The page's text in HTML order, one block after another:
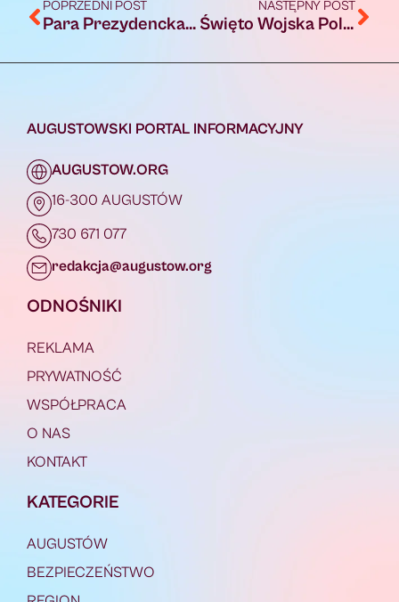
POPRZEDNI POST
Para Prezydencka zaprasza do Narodowego Czytania „Kordiana”
NASTĘPNY POST
Święto Wojska Polskiego – MON zaprasza na cały tydzień obchodów
AUGUSTOWSKI PORTAL INFORMACYJNY
AUGUSTOW.ORG
16-300 AUGUSTÓW
730 671 077
redakcja@augustow.org
ODNOŚNIKI
REKLAMA
PRYWATNOŚĆ
WSPÓŁPRACA
O NAS
KONTAKT
KATEGORIE
AUGUSTÓW
BEZPIECZEŃSTWO